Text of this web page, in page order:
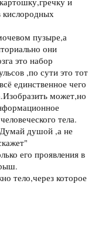
кислородных
пузыре,а
они
это набор
,по сути это тот
единственное чего
может,но
тела.
душой ,а не
его проявления в
тело,через которое